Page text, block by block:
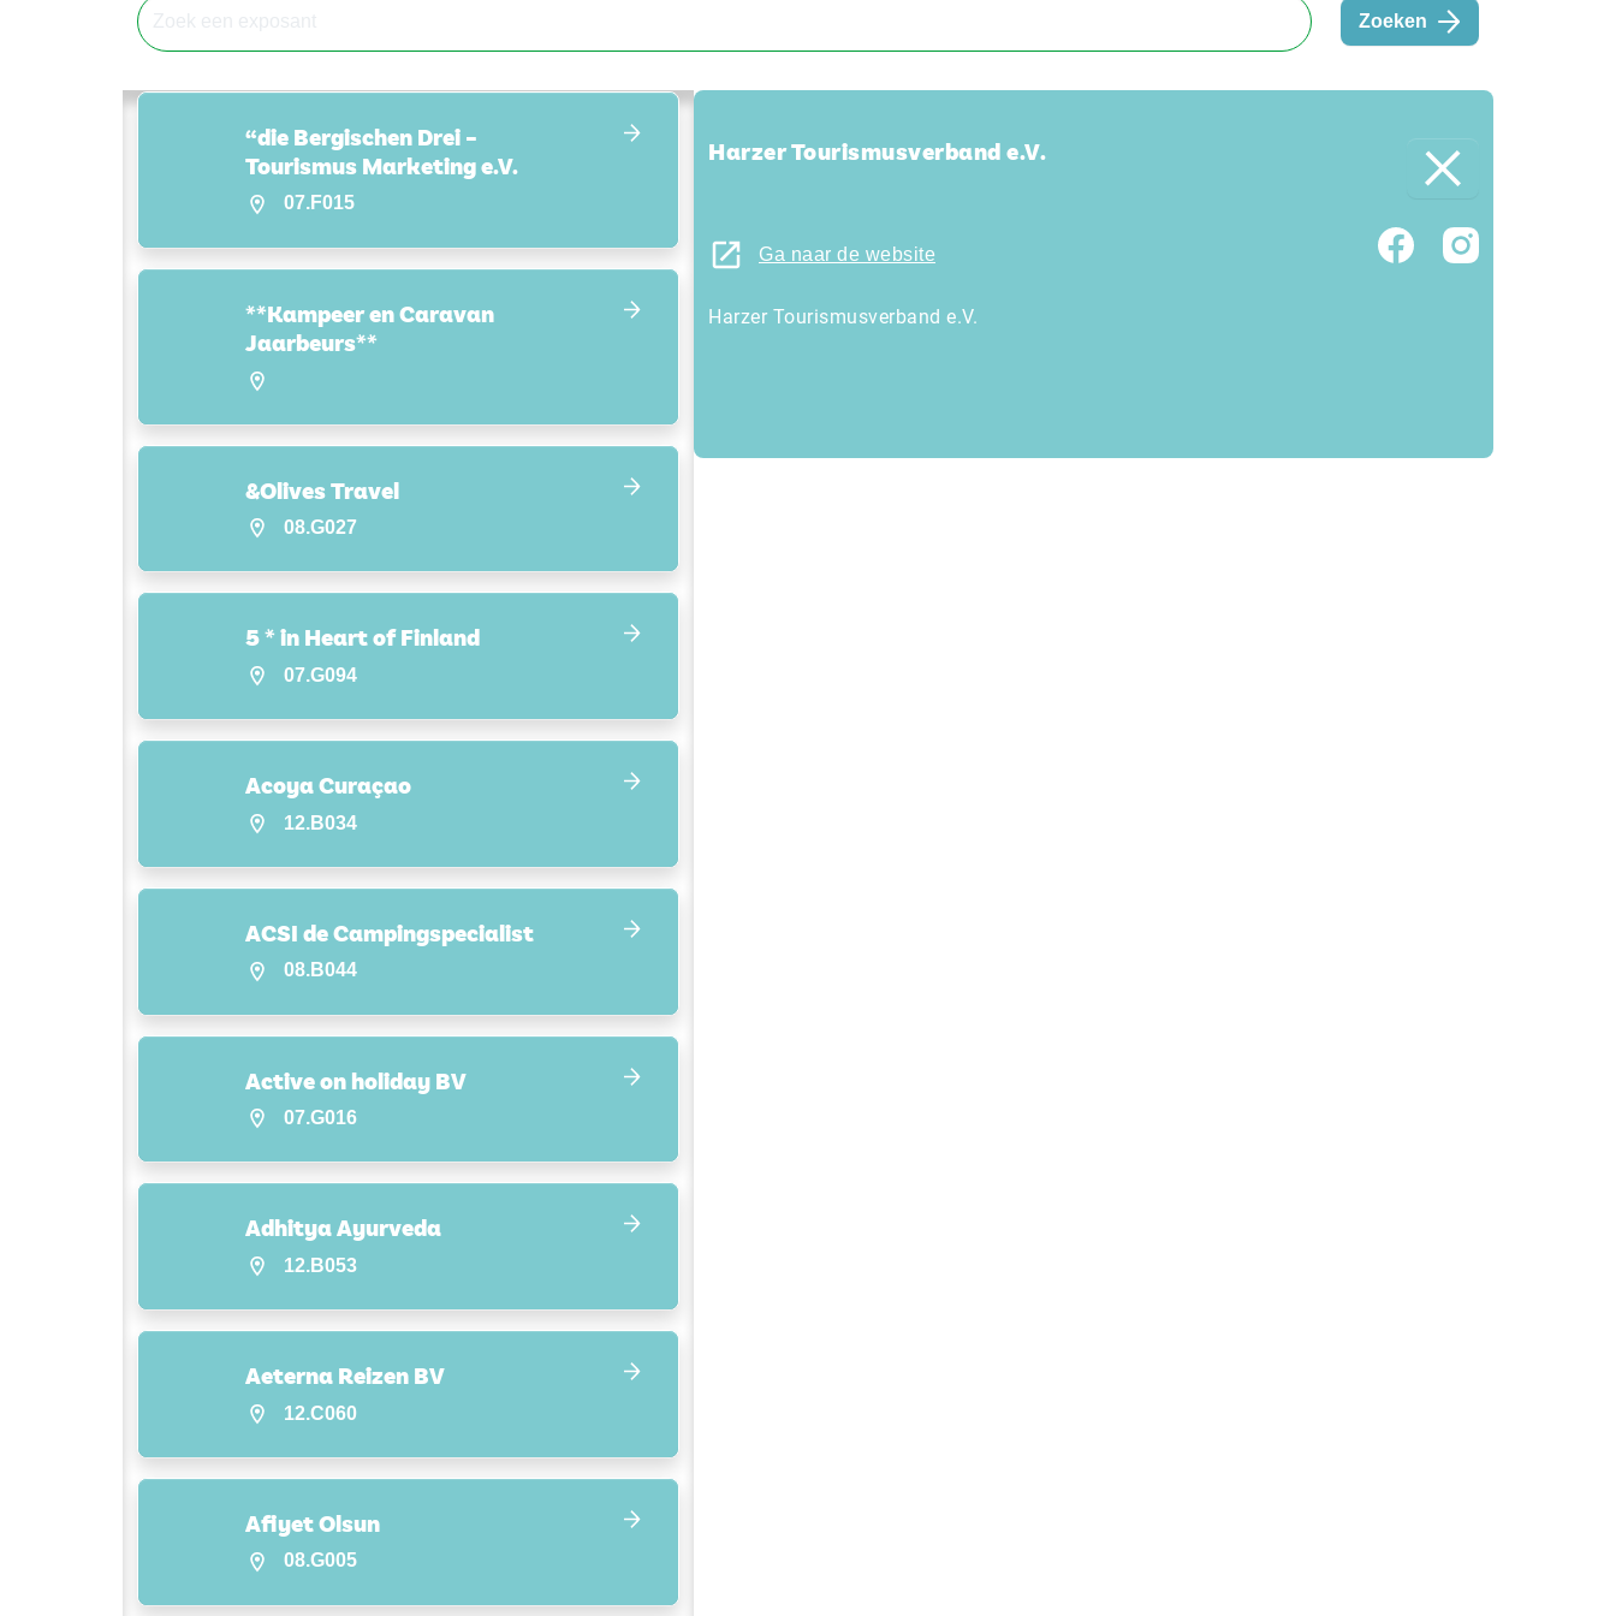
Zoeken
“die Bergischen Drei –
Tourismus Marketing e.V.
07.F015
**Kampeer en Caravan
Jaarbeurs**
&Olives Travel
08.G027
5 * in Heart of Finland
07.G094
Acoya Curaçao
12.B034
ACSI de Campingspecialist
08.B044
Active on holiday BV
07.G016
Adhitya Ayurveda
12.B053
Aeterna Reizen BV
12.C060
Afiyet Olsun
08.G005
Harzer Tourismusverband e.V.
Ga naar de website
Harzer Tourismusverband e.V.